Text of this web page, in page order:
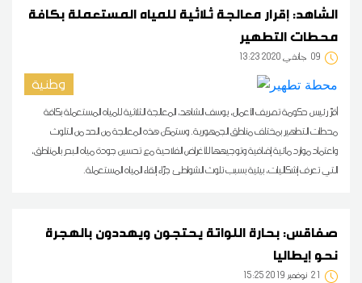
الشاهد: إقرار معالجة ثلاثية للمياه المستعملة بكافة
محطات التطهير
09 13:23 2020 جانفي
وطنية
أقرّ رئيس حكومة تصريف الأعمال، يوسف الشاهد، المعالجة الثلاثية للمياه المستعملة بكافة
محطات التطهير بمختلف مناطق الجمهورية. وستمكن هذه المعالجة من الحد من التلوث
واعتماد موارد مائية إضافية وتوجيهها للأغراض الفلاحية مع تحسين جودة مياه البحر بالمناطق،
التي تعرف إشكاليات، بيئية بسبب تلوث الشواطئ جرّاء إلقاء المياه المستعملة.
صفاقس: بحارة اللواتة يحتجون ويهددون بالهجرة
نحو إيطاليا
21 15:25 2019 نوفمبر